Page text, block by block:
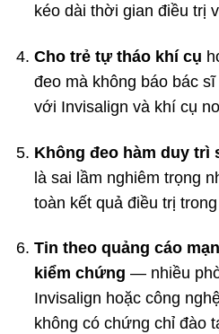
kéo dài thời gian điều trị
Cho trẻ tự tháo khí cụ
đeo mà không báo bác
với Invisalign và khí cụ
Không đeo hàm duy trì
là sai lầm nghiêm trọng
toàn kết quả điều trị
Tin theo quảng cáo
kiểm chứng — nhiều
Invisalign hoặc công
không có chứng chỉ đào